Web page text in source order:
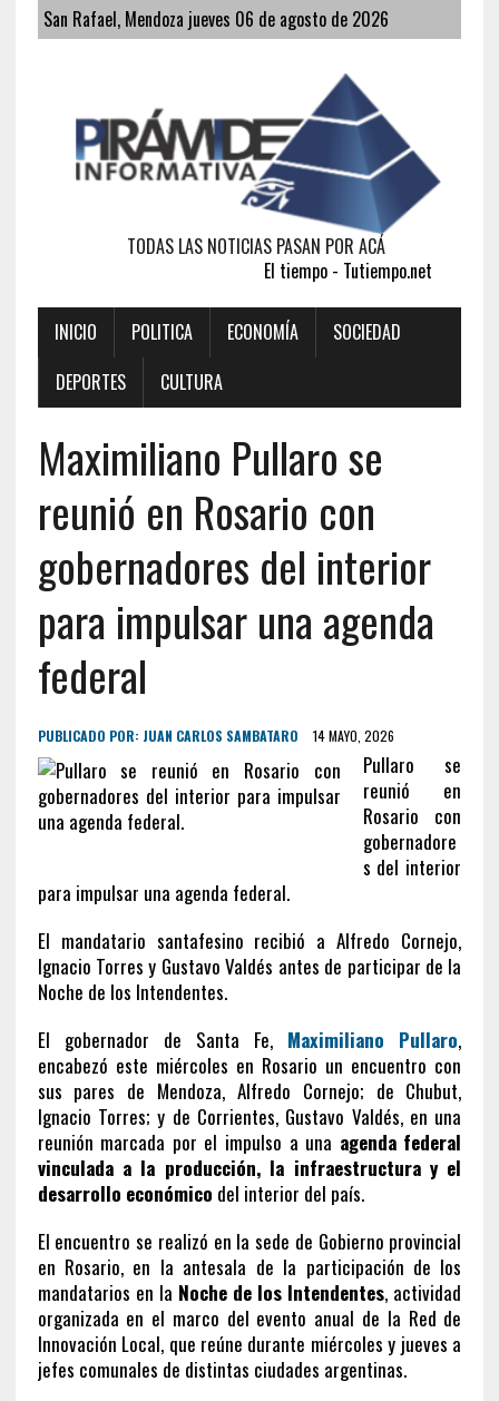
San Rafael, Mendoza jueves 06 de agosto de 2026
TODAS LAS NOTICIAS PASAN POR ACÁ
El tiempo - Tutiempo.net
INICIO POLITICA ECONOMÍA
SOCIEDAD
DEPORTES
CULTURA
Maximiliano Pullaro se
reunió en Rosario con
gobernadores del interior
para impulsar una agenda
federal
PUBLICADO POR: JUAN CARLOS SAMBATARO 14 MAYO, 2026
Pullaro se
reunió en
Rosario con
gobernadore
s del interior
para impulsar una agenda federal.
El mandatario santafesino recibió a Alfredo Cornejo,
Ignacio Torres y Gustavo Valdés antes de participar de la
Noche de los Intendentes.
El gobernador de Santa Fe, Maximiliano Pullaro,
encabezó este miércoles en Rosario un encuentro con
sus pares de Mendoza, Alfredo Cornejo; de Chubut,
Ignacio Torres; y de Corrientes, Gustavo Valdés, en una
reunión marcada por el impulso a una agenda federal
vinculada a la producción, la infraestructura y el
desarrollo económico del interior del país.
El encuentro se realizó en la sede de Gobierno provincial
en Rosario, en la antesala de la participación de los
mandatarios en la Noche de los Intendentes, actividad
organizada en el marco del evento anual de la Red de
Innovación Local, que reúne durante miércoles y jueves a
jefes comunales de distintas ciudades argentinas.